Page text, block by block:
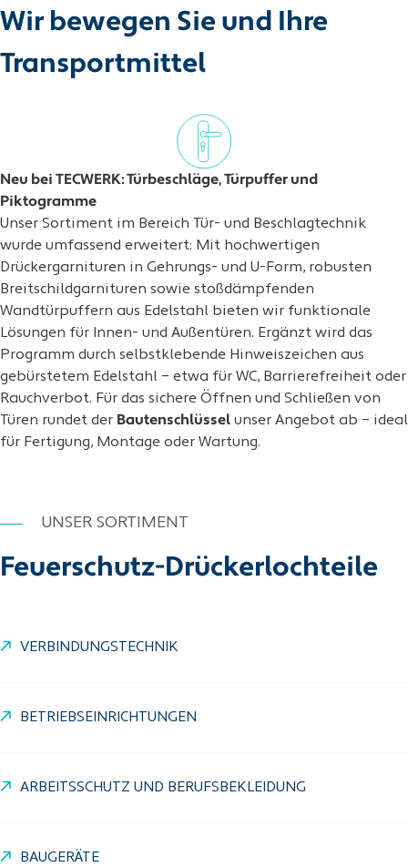
Wir bewegen Sie und Ihre
Transportmittel
Neu bei TECWERK: Türbeschläge, Türpuffer und
Piktogramme
Unser Sortiment im Bereich Tür- und Beschlagtechnik
wurde umfassend erweitert: Mit hochwertigen
Drückergarnituren in Gehrungs- und U-Form, robusten
Breitschildgarnituren sowie stoßdämpfenden
Wandtürpuffern aus Edelstahl bieten wir funktionale
Lösungen für Innen- und Außentüren. Ergänzt wird das
Programm durch selbstklebende Hinweiszeichen aus
gebürstetem Edelstahl – etwa für WC, Barrierefreiheit oder
Rauchverbot. Für das sichere Öffnen und Schließen von
Türen rundet der Bautenschlüssel unser Angebot ab – ideal
für Fertigung, Montage oder Wartung.
UNSER SORTIMENT
Feuerschutz-Drückerlochteile
VERBINDUNGSTECHNIK
BETRIEBSEINRICHTUNGEN
ARBEITSSCHUTZ UND BERUFSBEKLEIDUNG
BAUGERÄTE